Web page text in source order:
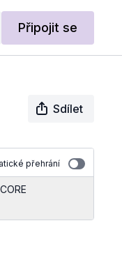
Připojit se
Sdílet
přehrání